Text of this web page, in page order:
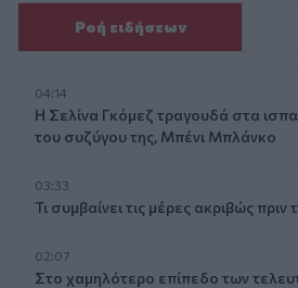
Ροή ειδήσεων
04:14
Η Σελίνα Γκόμεζ τραγουδά στα
του συζύγου της, Μπένι Μπλάνκο
03:33
Τι συμβαίνει τις μέρες ακριβώς
02:07
Στο χαμηλότερο επίπεδο των